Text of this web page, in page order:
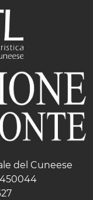
del Cuneese